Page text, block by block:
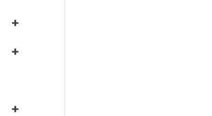
+
+
+